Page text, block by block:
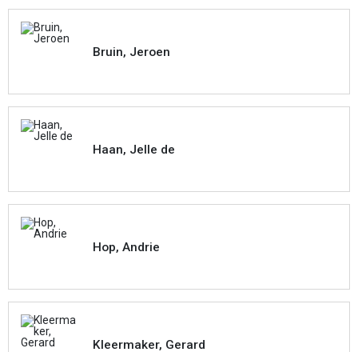
Bruin, Jeroen
Haan, Jelle de
Hop, Andrie
Kleermaker, Gerard